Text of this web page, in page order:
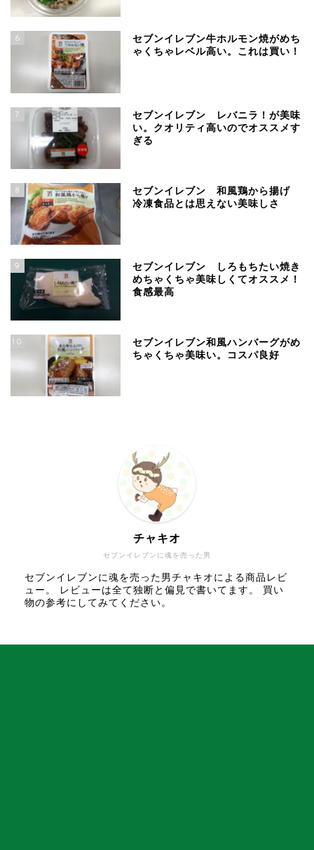
6
セブンイレブン牛ホルモン焼がめち
ゃくちゃレベル高い。これは買い！
7
セブンイレブン レバニラ！が美味
い。クオリティ高いのでオススメす
ぎる
8
セブンイレブン 和風鶏から揚げ
冷凍食品とは思えない美味しさ
9
セブンイレブン しろもちたい焼き
めちゃくちゃ美味しくてオススメ！
食感最高
10
セブンイレブン和風ハンバーグがめ
ちゃくちゃ美味い。コスパ良好
セブンイレブンに魂を売った男
チャキオ
セブンイレブンに魂を売った男チャキオによる商品レビ
ュー。 レビューは全て独断と偏見で書いてます。 買い
物の参考にしてみてください。